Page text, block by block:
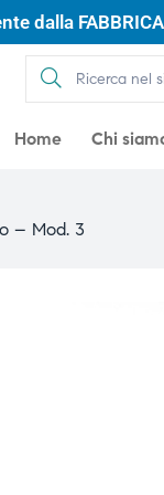
dalla
Home Chi
– Mod. 3